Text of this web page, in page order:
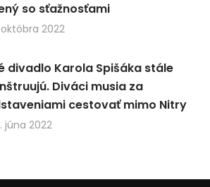
so sťažnosťami
októbra 2022
divadlo Karola Spišáka stále
Diváci musia za
cestovať mimo Nitry
júna 2022